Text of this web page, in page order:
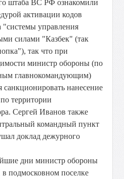
штаба ВС РФ ознакомили
активации кодов
"системы управления
силами "Казбек" (так
так что при
министр обороны (по
главнокомандующим)
санкционировать нанесение
территории
Сергей Иванов также
командный пункт
доклад дежурного
дни министр обороны
поселке